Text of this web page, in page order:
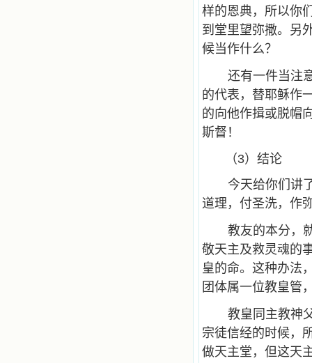
样的恩典，所以你
到堂里望弥撒。另
候当作什么？
还有一件当注
的代表，替耶稣作
的向他作揖或脱帽
斯督！
（3）结论
今天给你们讲
道理，付圣洗，作
教友的本分，
敬天主及救灵魂的
皇的命。这种办法
团体属一位教皇管
教皇同主教神
宗徒信经的时候，
做天主堂，但这天